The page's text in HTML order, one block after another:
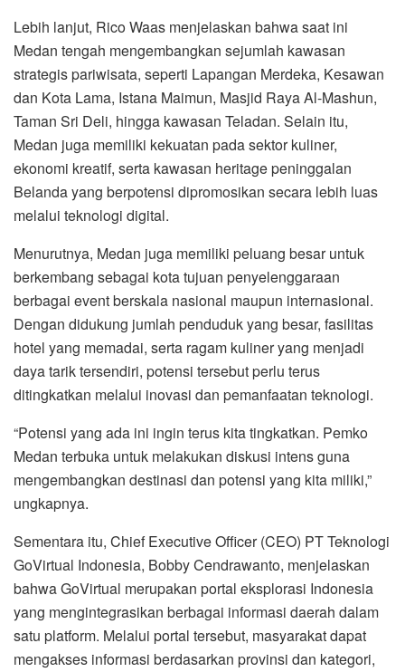
Lebih lanjut, Rico Waas menjelaskan bahwa saat ini
Medan tengah mengembangkan sejumlah kawasan
strategis pariwisata, seperti Lapangan Merdeka, Kesawan
dan Kota Lama, Istana Maimun, Masjid Raya Al-Mashun,
Taman Sri Deli, hingga kawasan Teladan. Selain itu,
Medan juga memiliki kekuatan pada sektor kuliner,
ekonomi kreatif, serta kawasan heritage peninggalan
Belanda yang berpotensi dipromosikan secara lebih luas
melalui teknologi digital.
Menurutnya, Medan juga memiliki peluang besar untuk
berkembang sebagai kota tujuan penyelenggaraan
berbagai event berskala nasional maupun internasional.
Dengan didukung jumlah penduduk yang besar, fasilitas
hotel yang memadai, serta ragam kuliner yang menjadi
daya tarik tersendiri, potensi tersebut perlu terus
ditingkatkan melalui inovasi dan pemanfaatan teknologi.
“Potensi yang ada ini ingin terus kita tingkatkan. Pemko
Medan terbuka untuk melakukan diskusi intens guna
mengembangkan destinasi dan potensi yang kita miliki,”
ungkapnya.
Sementara itu, Chief Executive Officer (CEO) PT Teknologi
GoVirtual Indonesia, Bobby Cendrawanto, menjelaskan
bahwa GoVirtual merupakan portal eksplorasi Indonesia
yang mengintegrasikan berbagai informasi daerah dalam
satu platform. Melalui portal tersebut, masyarakat dapat
mengakses informasi berdasarkan provinsi dan kategori,